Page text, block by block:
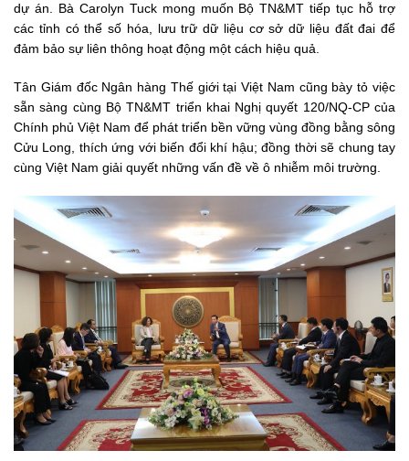
dự án. Bà Carolyn Tuck mong muốn Bộ TN&MT tiếp tục hỗ trợ
các tỉnh có thể số hóa, lưu trữ dữ liệu cơ sở dữ liệu đất đai để
đảm bảo sự liên thông hoạt động một cách hiệu quả.
Tân Giám đốc Ngân hàng Thế giới tại Việt Nam cũng bày tỏ việc
sẵn sàng cùng Bộ TN&MT triển khai Nghị quyết 120/NQ-CP của
Chính phủ Việt Nam để phát triển bền vững vùng đồng bằng sông
Cửu Long, thích ứng với biến đổi khí hậu; đồng thời sẽ chung tay
cùng Việt Nam giải quyết những vấn đề về ô nhiễm môi trường.